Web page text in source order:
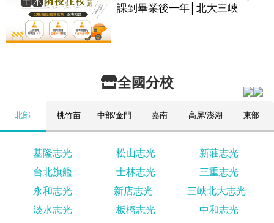
課到畢業後一年│北大三峽
全國分校
北部 桃竹苗 中部/金門 嘉南 高屏/澎湖 東部
基隆志光 松山志光
新莊志光
台北旗艦
士林志光
三重志光
永和志光
新店志光
三峽北大志光
淡水志光
板橋志光
中和志光